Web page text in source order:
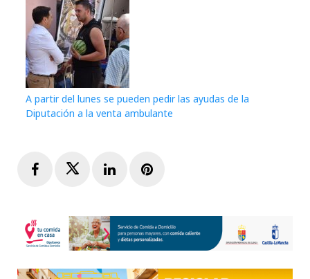
A partir del lunes se pueden pedir las ayudas de la
Diputación a la venta ambulante
FacebookTwitterLinkedInPinterest